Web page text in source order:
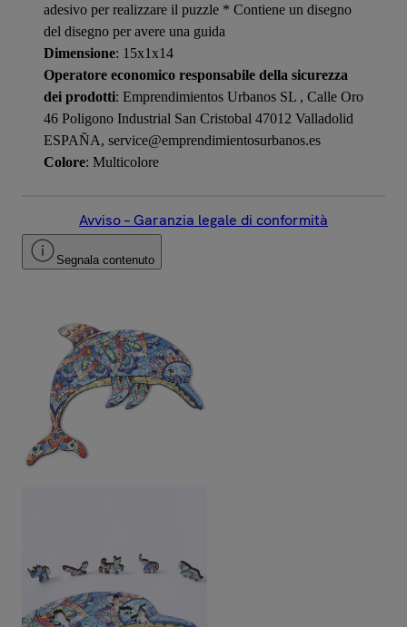
adesivo per realizzare il puzzle * Contiene un disegno
del disegno per avere una guida
Dimensione: 15x1x14
Operatore economico responsabile della sicurezza
dei prodotti: Emprendimientos Urbanos SL , Calle Oro
46 Poligono Industrial San Cristobal 47012 Valladolid
ESPAÑA, service@emprendimientosurbanos.es
Colore: Multicolore
Avviso – Garanzia legale di conformità
Segnala contenuto